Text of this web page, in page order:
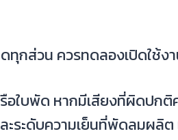
ส่วน ควรทดลองเปิดใช้ง
อใบพัด หากมีเสียงที่ผิดปก
ระดับความเย็นที่พัดลมผลิ